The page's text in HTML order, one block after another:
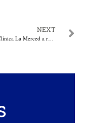
NEXT
Cerrada la Clínica La Merced a raíz del incendio, 203 pacientes fueron evacuados de la Clínica La Merced